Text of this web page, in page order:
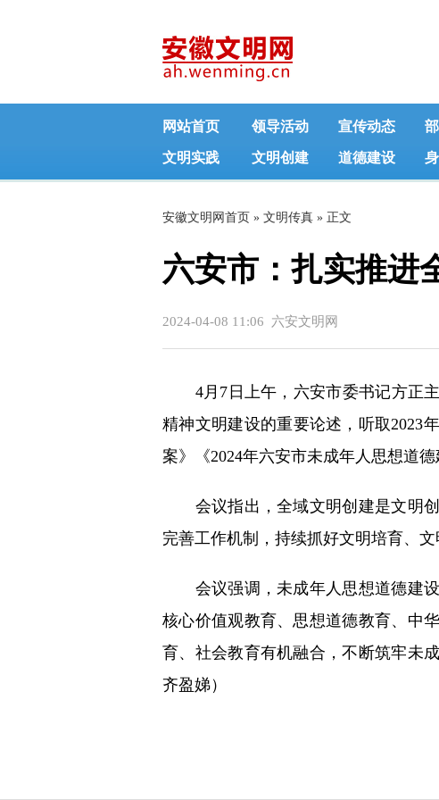
网站首页 领导活动 宣传动态
文明实践 文明创建 道德建设
安徽文明网首页 » 文明传真 » 正文
六安市：扎实推进
2024-04-08 11:06 六安文明网
4月7日上午，六安市委书记方正主
精神文明建设的重要论述，听取2023
案》《2024年六安市未成年人思想道德
会议指出，全域文明创建是文明创
完善工作机制，持续抓好文明培育、
会议强调，未成年人思想道德建设
核心价值观教育、思想道德教育、中
育、社会教育有机融合，不断筑牢未
齐盈娣）